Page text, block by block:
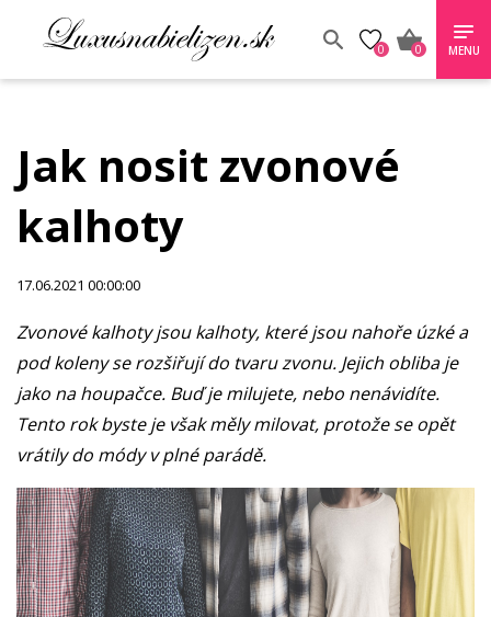
0 0 MENU
Jak nosit zvonové
kalhoty
17.06.2021 00:00:00
Zvonové kalhoty jsou kalhoty, které jsou nahoře úzké a
pod koleny se rozšiřují do tvaru zvonu. Jejich obliba je
jako na houpačce. Buď je milujete, nebo nenávidíte.
Tento rok byste je však měly milovat, protože se opět
vrátily do módy v plné parádě.